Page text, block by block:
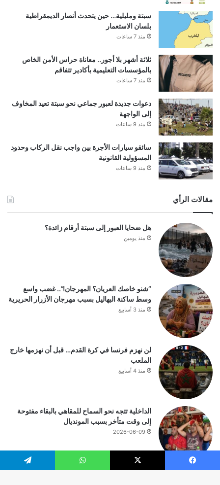
سبتة ومليلية… حين يتحدث أنصار الديمقراطية
بلسان الاستعمار
منذ 7 ساعات
ثلاثة أشهر بلا أجور.. معاناة حراس الأمن الخاص
بالمؤسسات التعليمية بأكادير تتفاقم
منذ 7 ساعات
دعوات جديدة لعبور جماعي نحو سبتة تعيد المخاوف
إلى الواجهة
منذ 9 ساعات
سائقو سيارات الأجرة بين واجب نقل الركاب وحدود
المسؤولية القانونية
منذ 9 ساعات
مقالات الرأي
هل ضحايا العبور إلى سبتة أرقام زائدة؟
منذ يومين
“شنو خاصك العريان؟ المهرجان!”.. غضب واسع
وسط ساكنة البهاليل بسبب مهرجان الأزرار الحريرية
منذ 3 أسابيع
لن نهزم فرنسا في كرة القدم… قبل أن نهزمها خارج
الملعب
منذ 4 أسابيع
الداخلية تتجه نحو السماح للمقاهي بالبقاء مفتوحة
إلى وقت متأخر بسبب المونديال
2026-06-09
فيسبوك ‫X واتساب تيلقرام